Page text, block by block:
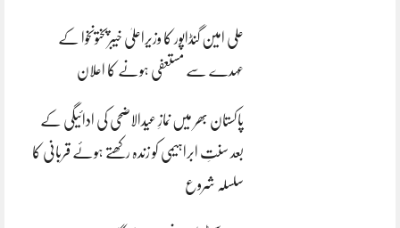
علی امین گنڈاپور کا وزیراعلیٰ خیبرپختونخوا کے
عہدے سے مستعفی ہونے کا اعلان
پاکستان بھر میں نمازِ عیدالاضحی کی ادائیگی کے
بعد سنتِ ابراہیمی کو زندہ رکھتے ہوئے قربانی کا
سلسلہ شروع